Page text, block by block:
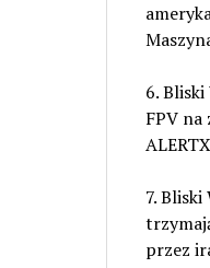
6.
FPV na
7.
przez